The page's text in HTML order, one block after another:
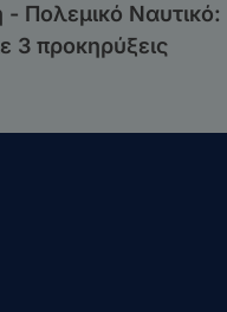
- Πολεμικό
3 προκηρύξεις